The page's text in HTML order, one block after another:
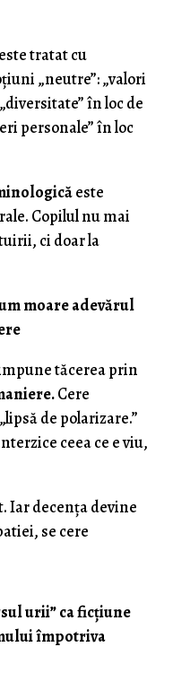
tratat cu
„neutre”: „valori
în loc de
personale” în loc
este
Copilul nu mai
ci doar la
moare adevărul
tăcerea prin
Cere
de polarizare.”
ceea ce e viu,
Iar decența devine
se cere
urii” ca ficțiune
împotriva